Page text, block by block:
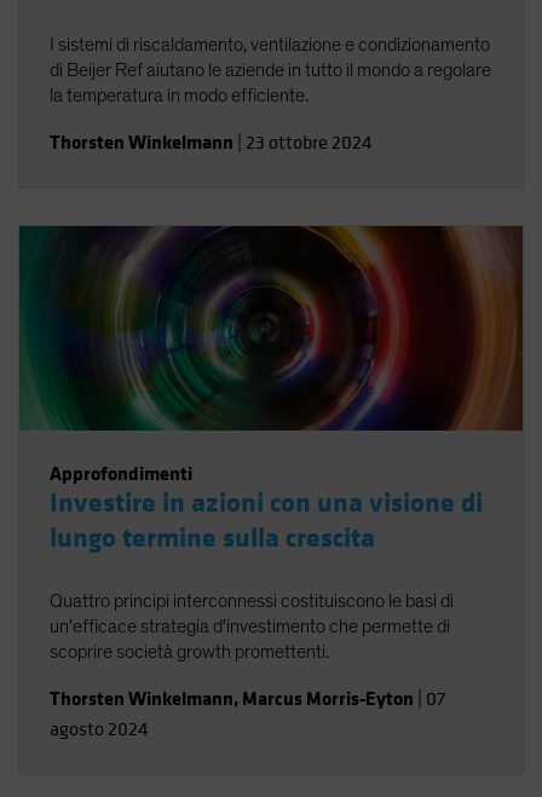
I sistemi di riscaldamento, ventilazione e condizionamento
di Beijer Ref aiutano le aziende in tutto il mondo a regolare
la temperatura in modo efficiente.
Thorsten Winkelmann 23 ottobre 2024
Approfondimenti
Investire in azioni con una visione di
lungo termine sulla crescita
Quattro principi interconnessi costituiscono le basi di
un'efficace strategia d'investimento che permette di
scoprire società growth promettenti.
Thorsten Winkelmann, Marcus Morris-Eyton 07
agosto 2024